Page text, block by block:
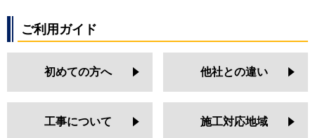
ご利用ガイド
初めての方へ 他社との違い
工事について 施工対応地域